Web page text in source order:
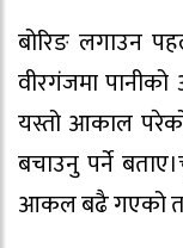
बोरिङ लगाउन
वीरगंजमा
यस्तो आकाल
बचाउनु पर्ने
आकल बढै गएको